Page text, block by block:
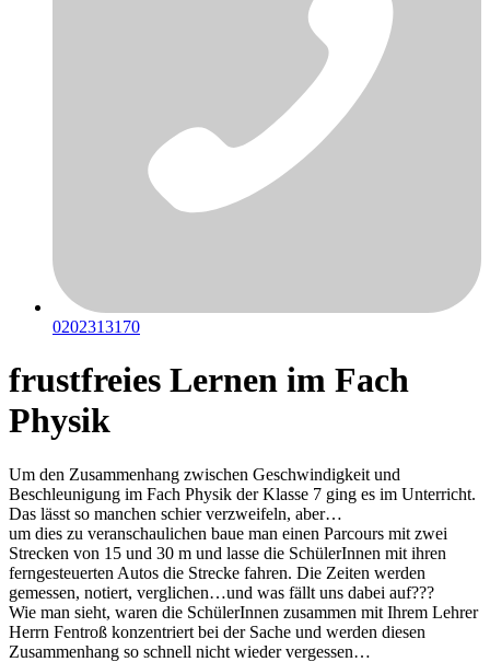
0202313170
frustfreies Lernen im Fach
Physik
Um den Zusammenhang zwischen Geschwindigkeit und
Beschleunigung im Fach Physik der Klasse 7 ging es im Unterricht.
Das lässt so manchen schier verzweifeln, aber…
um dies zu veranschaulichen baue man einen Parcours mit zwei
Strecken von 15 und 30 m und lasse die SchülerInnen mit ihren
ferngesteuerten Autos die Strecke fahren. Die Zeiten werden
gemessen, notiert, verglichen…und was fällt uns dabei auf???
Wie man sieht, waren die SchülerInnen zusammen mit Ihrem Lehrer
Herrn Fentroß konzentriert bei der Sache und werden diesen
Zusammenhang so schnell nicht wieder vergessen…